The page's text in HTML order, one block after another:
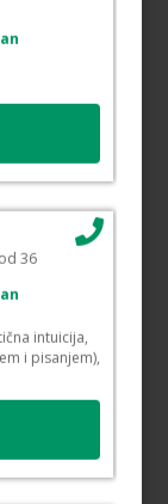
intuicija,
i pisanjem),